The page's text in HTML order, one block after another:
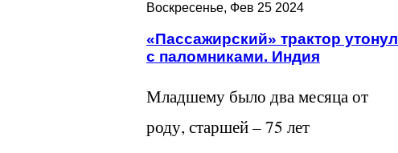
Воскресенье, Фев 25 2024
«Пассажирский» трактор утонул
с паломниками. Индия
Младшему было два месяца от
роду, старшей – 75 лет